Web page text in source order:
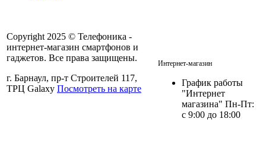
Copyright 2025 © Телефоника -
интернет-магазин смартфонов и
гаджетов. Все права защищены.
г. Барнаул, пр-т Строителей 117,
ТРЦ Galaxy Посмотреть на карте
Интернет-магазин
График работы
"Интернет
магазина" Пн-Пт:
с 9:00 до 18:00